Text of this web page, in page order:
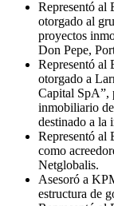
Representó al
otorgado al
proyectos
Don Pepe,
Representó al
otorgado a
Capital SpA”,
inmobiliario
destinado a la
Representó al
como
Netglobalis.
Asesoró a
estructura de